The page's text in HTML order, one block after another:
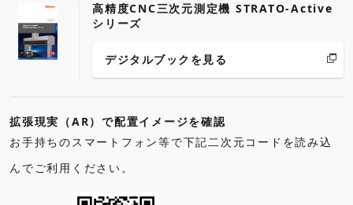
高精度CNC三次元測定機 STRATO-Active
シリーズ
デジタルブックを見る
拡張現実（AR）で配置イメージを確認
お手持ちのスマートフォン等で下記二次元コードを読み込
んでご利用ください。